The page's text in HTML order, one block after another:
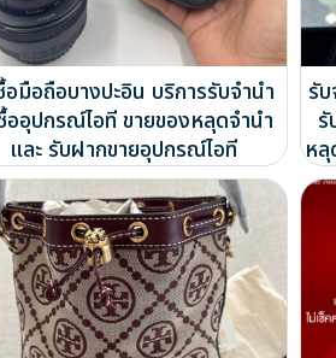
อมือถือบางปะอิน บริการรับจำนำ
ออุปกรณ์ไอที ขายของหลุดจำนำ
และ รับฝากขายอุปกรณ์ไอที
รั
หลุ